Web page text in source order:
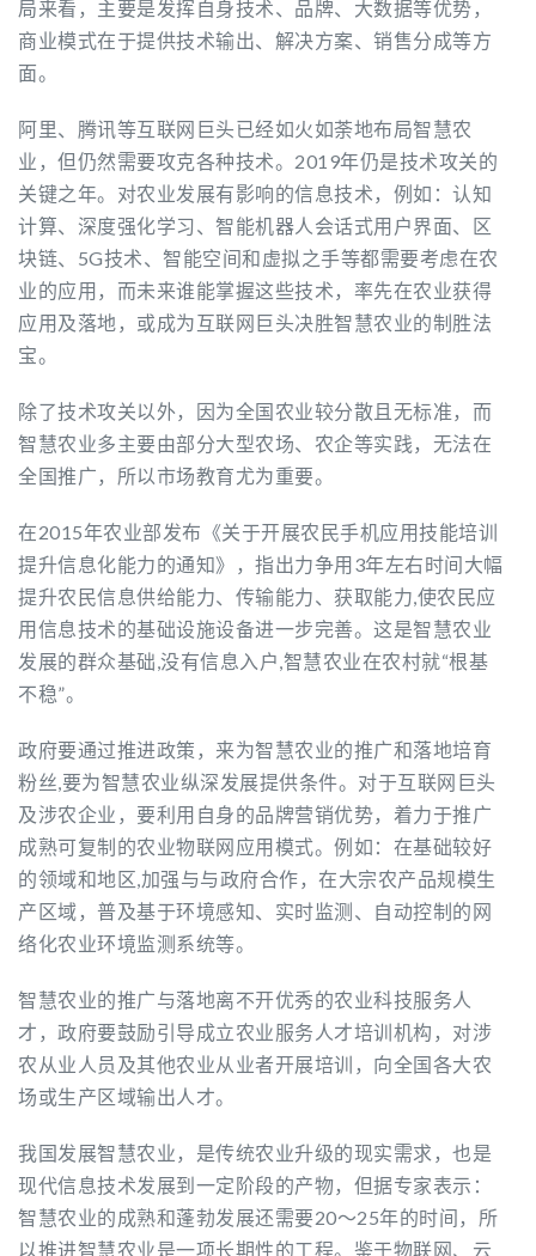
局来看，主要是发挥自身技术、品牌、大数据等优势，
商业模式在于提供技术输出、解决方案、销售分成等方
面。
阿里、腾讯等互联网巨头已经如火如荼地布局智慧农
业，但仍然需要攻克各种技术。2019年仍是技术攻关的
关键之年。对农业发展有影响的信息技术，例如：认知
计算、深度强化学习、智能机器人会话式用户界面、区
块链、5G技术、智能空间和虚拟之手等都需要考虑在农
业的应用，而未来谁能掌握这些技术，率先在农业获得
应用及落地，或成为互联网巨头决胜智慧农业的制胜法
宝。
除了技术攻关以外，因为全国农业较分散且无标准，而
智慧农业多主要由部分大型农场、农企等实践，无法在
全国推广，所以市场教育尤为重要。
在2015年农业部发布《关于开展农民手机应用技能培训
提升信息化能力的通知》，指出力争用3年左右时间大幅
提升农民信息供给能力、传输能力、获取能力,使农民应
用信息技术的基础设施设备进一步完善。这是智慧农业
发展的群众基础,没有信息入户,智慧农业在农村就“根基
不稳”。
政府要通过推进政策，来为智慧农业的推广和落地培育
粉丝,要为智慧农业纵深发展提供条件。对于互联网巨头
及涉农企业，要利用自身的品牌营销优势，着力于推广
成熟可复制的农业物联网应用模式。例如：在基础较好
的领域和地区,加强与与政府合作，在大宗农产品规模生
产区域，普及基于环境感知、实时监测、自动控制的网
络化农业环境监测系统等。
智慧农业的推广与落地离不开优秀的农业科技服务人
才，政府要鼓励引导成立农业服务人才培训机构，对涉
农从业人员及其他农业从业者开展培训，向全国各大农
场或生产区域输出人才。
我国发展智慧农业，是传统农业升级的现实需求，也是
现代信息技术发展到一定阶段的产物，但据专家表示：
智慧农业的成熟和蓬勃发展还需要20～25年的时间，所
以推进智慧农业是一项长期性的工程。鉴于物联网、云